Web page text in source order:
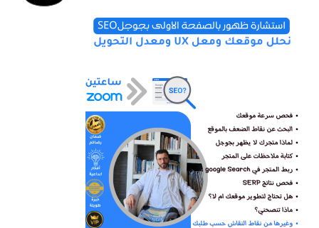
500 ر.س.
300 ر.س.